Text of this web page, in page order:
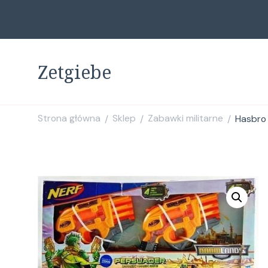
Zetgiebe
Strona główna / Sklep / Zabawki militarne /